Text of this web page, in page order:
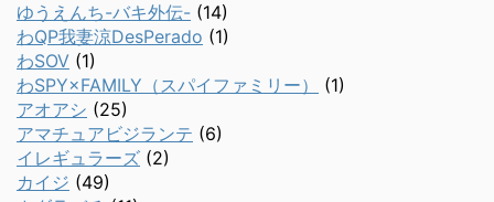
ゆうえんち-バキ外伝- (14)
わQP我妻涼DesPerado (1)
わSOV (1)
わSPY×FAMILY（スパイファミリー）
(1)
アオアシ (25)
アマチュアビジランテ (6)
イレギュラーズ (2)
カイジ (49)